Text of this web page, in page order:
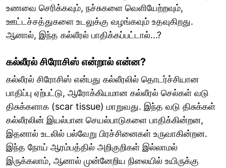
உணவை செரிக்கவும், நச்சுகளை வெளியேற்றவும்,
ஊட்டச்சத்துகளை உடலுக்கு வழங்கவும் உதவுகிறது.
ஆனால், இந்த கல்லீரல் பாதிக்கப்பட்டால்...?
கல்லீரல் சிரோசிஸ் என்றால் என்ன?
கல்லீரல் சிரோசிஸ் என்பது கல்லீரலில் தொடர்ச்சியான
பாதிப்பு ஏற்பட்டு, ஆரோக்கியமான கல்லீரல் செல்கள் வடு
திசுக்களாக (scar tissue) மாறுவது. இந்த வடு திசுக்கள்
கல்லீரலின் இயல்பான செயல்பாடுகளை பாதிக்கின்றன,
இதனால் உடலில் பல்வேறு பிரச்சினைகள் உருவாகின்றன.
இந்த நோய் ஆரம்பத்தில் அறிகுறிகள் இல்லாமல்
இருக்கலாம், ஆனால் முன்னேறிய நிலையில் உயிருக்கு